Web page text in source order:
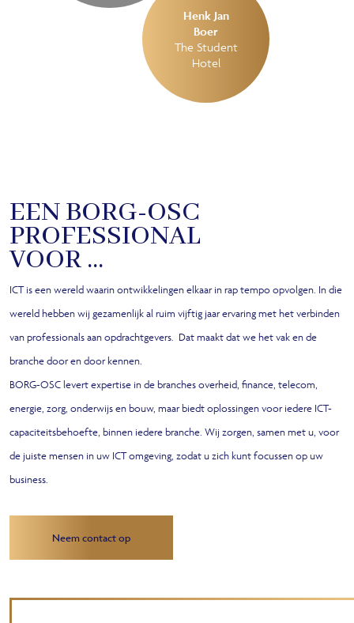
Henk Jan
Boer
The Student
Hotel
EEN BORG-OSC
PROFESSIONAL
VOOR …
ICT is een wereld waarin ontwikkelingen elkaar in rap tempo opvolgen. In die
wereld hebben wij gezamenlijk al ruim vijftig jaar ervaring met het verbinden
van professionals aan opdrachtgevers. Dat maakt dat we het vak en de
branche door en door kennen.
BORG-OSC levert expertise in de branches overheid, finance, telecom,
energie, zorg, onderwijs en bouw, maar biedt oplossingen voor iedere ICT-
capaciteitsbehoefte, binnen iedere branche. Wij zorgen, samen met u, voor
de juiste mensen in uw ICT omgeving, zodat u zich kunt focussen op uw
business.
Neem contact op